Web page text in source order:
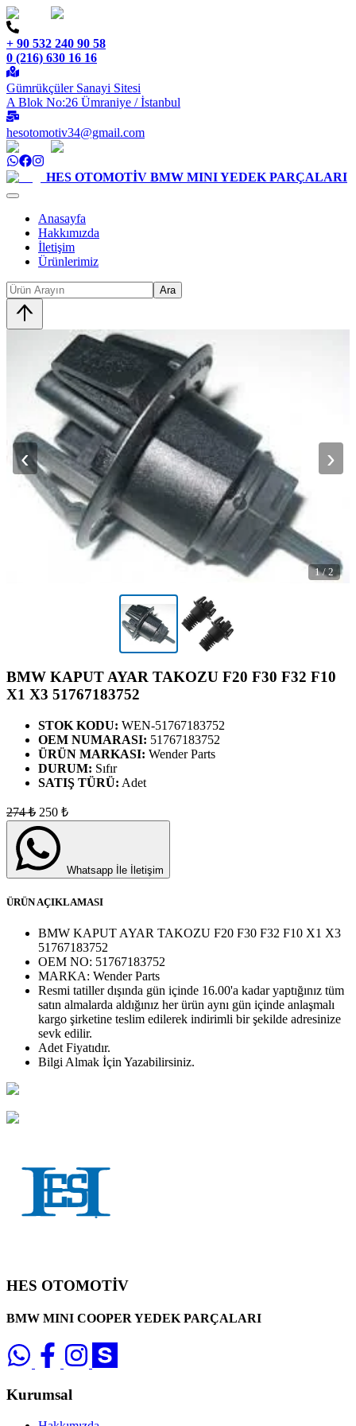
+ 90 532 240 90 58
0 (216) 630 16 16
Gümrükçüler Sanayi Sitesi
A Blok No:26 Ümraniye / İstanbul
hesotomotiv34@gmail.com
HES OTOMOTİV BMW MINI YEDEK PARÇALARI
Anasayfa
Hakkımızda
İletişim
Ürünlerimiz
Ara
‹ ›
1/2
BMW KAPUT AYAR TAKOZU F20 F30 F32 F10
X1 X3 51767183752
STOK KODU: WEN-51767183752
OEM NUMARASI: 51767183752
ÜRÜN MARKASI: Wender Parts
DURUM: Sıfır
SATIŞ TÜRÜ: Adet
274₺ 250 ₺
Whatsapp İle İletişim
ÜRÜN AÇIKLAMASI
BMW KAPUT AYAR TAKOZU F20 F30 F32 F10 X1 X3
51767183752
OEM NO: 51767183752
MARKA: Wender Parts
Resmi tatiller dışında gün içinde 16.00'a kadar yaptığınız tüm
satın almalarda aldığınız her ürün aynı gün içinde anlaşmalı
kargo şirketine teslim edilerek indirimli bir şekilde adresinize
sevk edilir.
Adet Fiyatıdır.
Bilgi Almak İçin Yazabilirsiniz.
HES OTOMOTİV
BMW MINI COOPER YEDEK PARÇALARI
Kurumsal